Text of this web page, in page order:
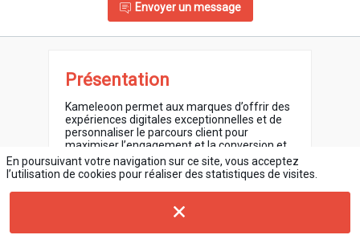
Envoyer un message
Présentation
Kameleoon permet aux marques d’offrir des
expériences digitales exceptionnelles et de
personnaliser le parcours client pour
maximiser l’engagement et la conversion et
maximiser les revenus en ligne.
Kameleoon est une plateforme de
les product owners et les marketeurs à
leur site web - et plus généralement toute
En poursuivant votre navigation sur ce site, vous acceptez
l’utilisation de cookies pour réaliser des statistiques de visites.